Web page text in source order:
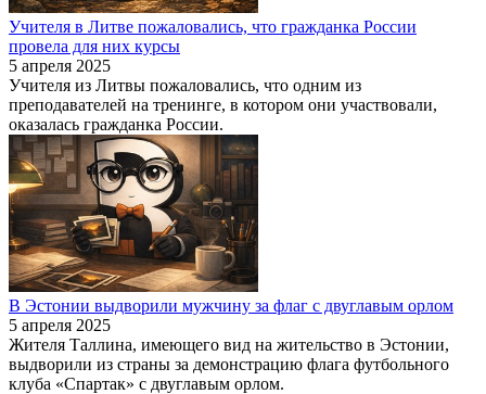
Учителя в Литве пожаловались, что гражданка России
провела для них курсы
5 апреля 2025
Учителя из Литвы пожаловались, что одним из
преподавателей на тренинге, в котором они участвовали,
оказалась гражданка России.
В Эстонии выдворили мужчину за флаг с двуглавым орлом
5 апреля 2025
Жителя Таллина, имеющего вид на жительство в Эстонии,
выдворили из страны за демонстрацию флага футбольного
клуба «Спартак» с двуглавым орлом.